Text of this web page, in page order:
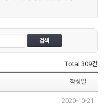
Total 309건
작성일
2020-10-21